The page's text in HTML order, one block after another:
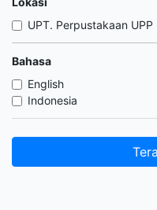
UPT. Perpustakaan UPP
Bahasa
English
Indonesia